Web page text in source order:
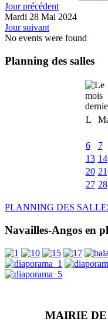
Jour précédent
Mardi 28 Mai 2024
Jour suivant
No events were found
Planning des salles
L
6
7
13 14
20 21
27 28
PLANNING DES
Navailles-Angos en
MAIRIE